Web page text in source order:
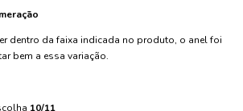
dentro da faixa indicada no produto, o anel foi
bem a essa variação.
10/11